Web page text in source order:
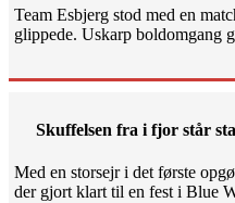
Team Esbjerg stod med en
glippede. Uskarp boldomgang
Skuffelsen fra i fjor står
Med en storsejr i det første
der gjort klart til en fest i Blue